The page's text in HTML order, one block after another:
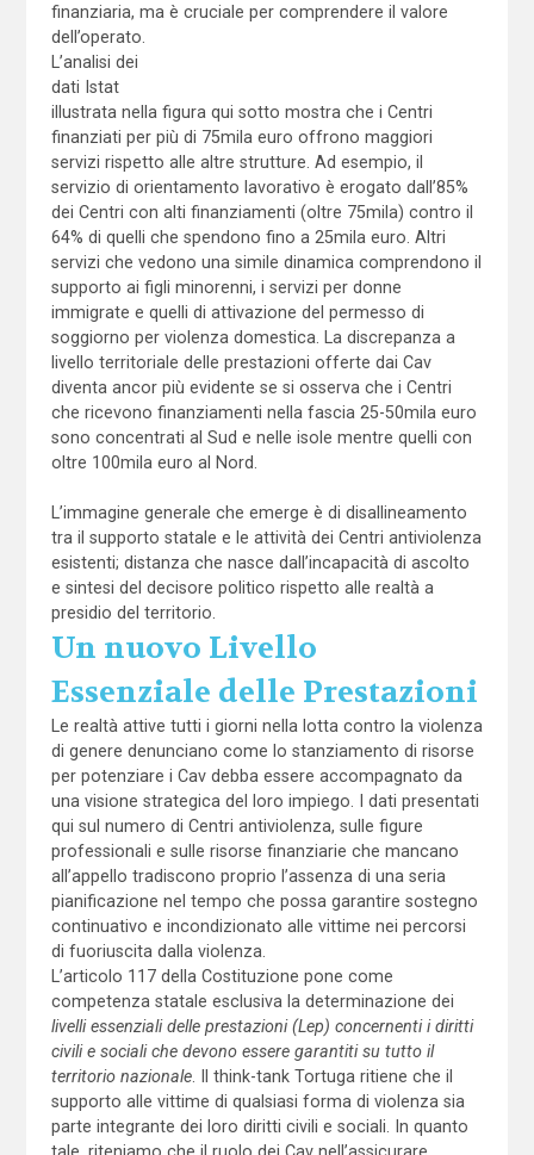
finanziaria, ma è cruciale per comprendere il valore
dell’operato.
L’analisi dei
dati Istat
illustrata nella figura qui sotto mostra che i Centri
finanziati per più di 75mila euro offrono maggiori
servizi rispetto alle altre strutture. Ad esempio, il
servizio di orientamento lavorativo è erogato dall’85%
dei Centri con alti finanziamenti (oltre 75mila) contro il
64% di quelli che spendono fino a 25mila euro. Altri
servizi che vedono una simile dinamica comprendono il
supporto ai figli minorenni, i servizi per donne
immigrate e quelli di attivazione del permesso di
soggiorno per violenza domestica. La discrepanza a
livello territoriale delle prestazioni offerte dai Cav
diventa ancor più evidente se si osserva che i Centri
che ricevono finanziamenti nella fascia 25-50mila euro
sono concentrati al Sud e nelle isole mentre quelli con
oltre 100mila euro al Nord.
L’immagine generale che emerge è di disallineamento
tra il supporto statale e le attività dei Centri antiviolenza
esistenti; distanza che nasce dall’incapacità di ascolto
e sintesi del decisore politico rispetto alle realtà a
presidio del territorio.
Un nuovo Livello
Essenziale delle Prestazioni
Le realtà attive tutti i giorni nella lotta contro la violenza
di genere denunciano come lo stanziamento di risorse
per potenziare i Cav debba essere accompagnato da
una visione strategica del loro impiego. I dati presentati
qui sul numero di Centri antiviolenza, sulle figure
professionali e sulle risorse finanziarie che mancano
all’appello tradiscono proprio l’assenza di una seria
pianificazione nel tempo che possa garantire sostegno
continuativo e incondizionato alle vittime nei percorsi
di fuoriuscita dalla violenza.
L’articolo 117 della Costituzione pone come
competenza statale esclusiva la determinazione dei
livelli essenziali delle prestazioni (Lep) concernenti i diritti
civili e sociali che devono essere garantiti su tutto il
territorio nazionale. Il think-tank Tortuga ritiene che il
supporto alle vittime di qualsiasi forma di violenza sia
parte integrante dei loro diritti civili e sociali. In quanto